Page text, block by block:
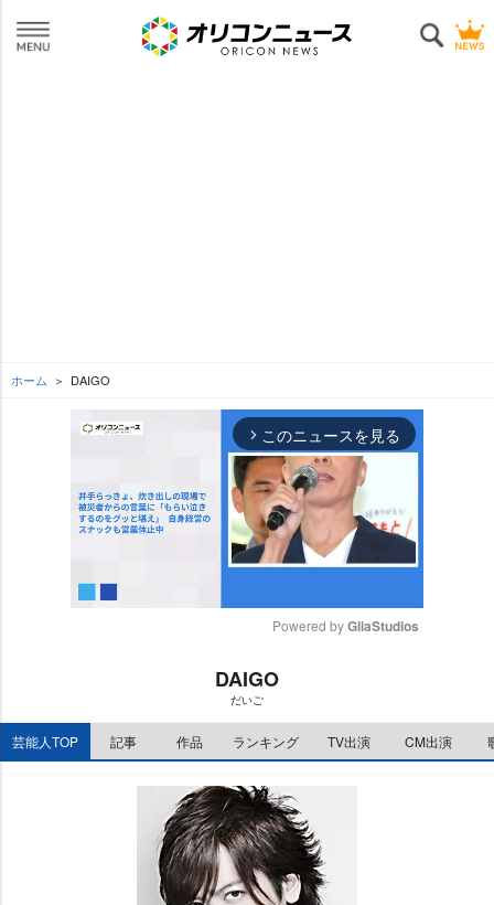
ホーム DAIGO
arrow_forward_ios このニュースを見る
e
Powered by GliaStudios
DAIGO
だいご
芸能人TOP 記事 作品 ランキング TV出演 CM出演